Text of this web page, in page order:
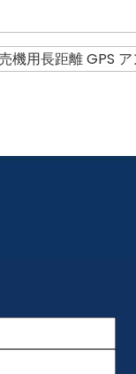
機用長距離 GPS